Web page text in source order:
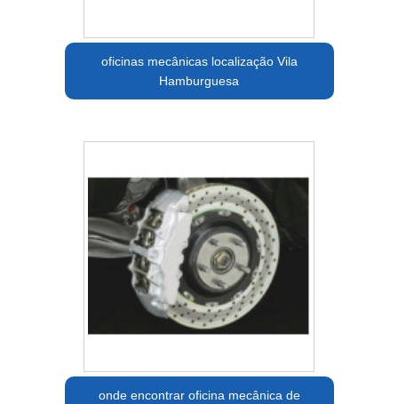
oficinas mecânicas localização Vila
Hamburguesa
onde encontrar oficina mecânica de